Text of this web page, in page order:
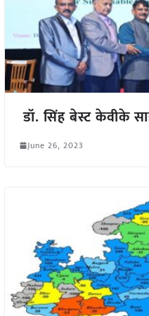
डॉ. सिंह बेस्ट केवीके
June 26, 2023